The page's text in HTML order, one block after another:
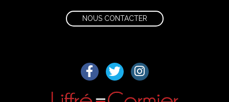
NOUS CONTACTER
Lien vers le compte Facebook
Lien vers le compte Twitter
Lien vers le compte